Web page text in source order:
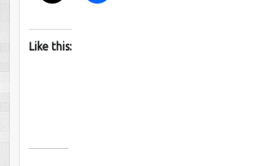
Like this: